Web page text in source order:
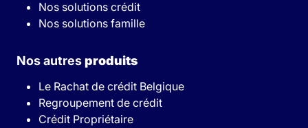
Nos solutions crédit
Nos solutions famille
Nos autresproduits
Le Rachat de crédit Belgique
Regroupement de crédit
Crédit Propriétaire